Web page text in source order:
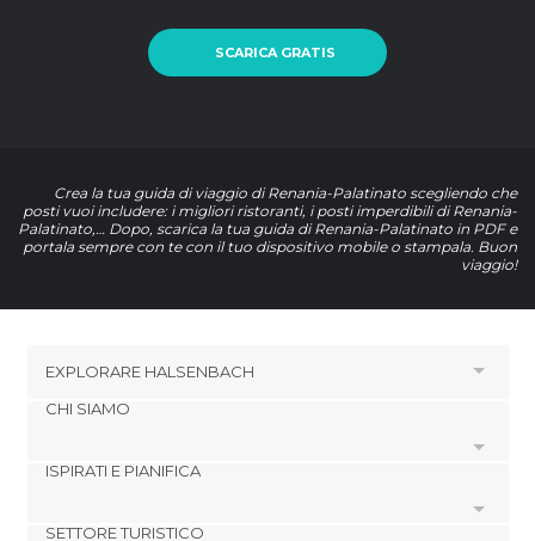
SCARICA GRATIS
Crea la tua guida di viaggio di Renania-Palatinato scegliendo che
posti vuoi includere: i migliori ristoranti, i posti imperdibili di Renania-
Palatinato,… Dopo, scarica la tua guida di Renania-Palatinato in PDF e
portala sempre con te con il tuo dispositivo mobile o stampala. Buon
viaggio!
EXPLORARE HALSENBACH
Hotel a Emmelshausen
Hotel a Boppard
CHI SIAMO
Cookies
ISPIRATI E PIANIFICA
SETTORE TURISTICO